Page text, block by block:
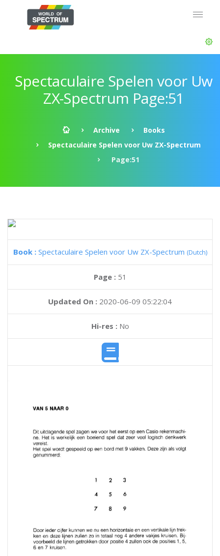
Spectaculaire Spelen voor Uw
ZX-Spectrum Page:51
Archive
Books
Spectaculaire Spelen voor Uw ZX-Spectrum
Page:51
Book : Spectaculaire Spelen voor Uw ZX-Spectrum (Dutch)
Page : 51
Updated On : 2020-06-09 05:22:04
Hi-res :No